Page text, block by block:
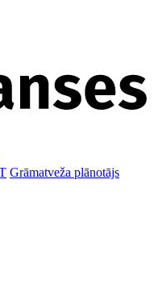
Grāmatveža plānotājs